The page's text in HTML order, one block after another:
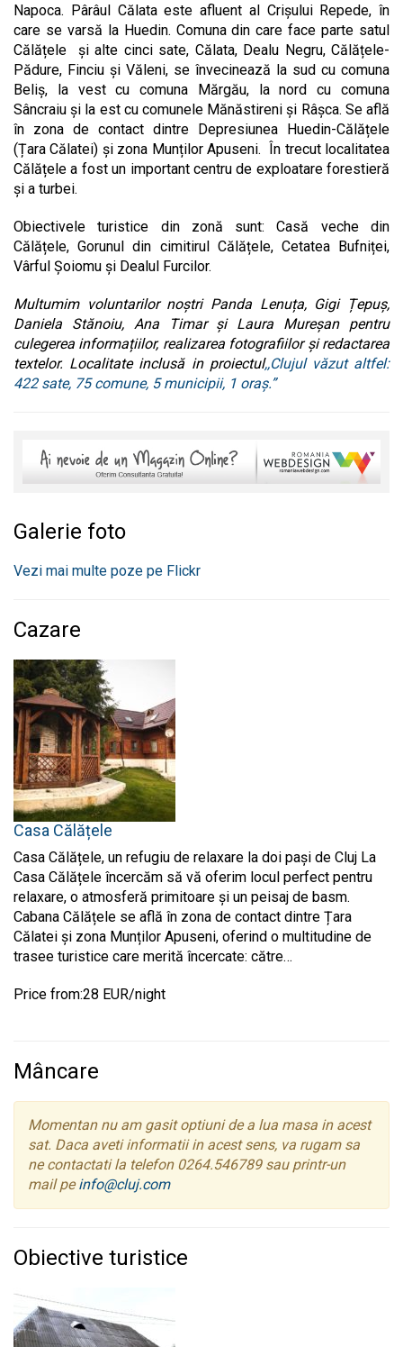
Napoca. Pârâul Călata este afluent al Crișului Repede, în
care se varsă la Huedin. Comuna din care face parte satul
Călățele și alte cinci sate, Călata, Dealu Negru, Călățele-
Pădure, Finciu și Văleni, se învecinează la sud cu comuna
Beliș, la vest cu comuna Mărgău, la nord cu comuna
Sâncraiu și la est cu comunele Mănăstireni și Râșca. Se află
în zona de contact dintre Depresiunea Huedin-Călățele
(Țara Călatei) și zona Munților Apuseni. În trecut localitatea
Călățele a fost un important centru de exploatare forestieră
și a turbei.
Obiectivele turistice din zonă sunt: Casă veche din
Călățele, Gorunul din cimitirul Călățele, Cetatea Bufniței,
Vârful Șoiomu și Dealul Furcilor.
Multumim voluntarilor noștri Panda Lenuța, Gigi Țepuș,
Daniela Stănoiu, Ana Timar și Laura Mureșan pentru
culegerea informațiilor, realizarea fotografiilor și redactarea
textelor. Localitate inclusă in proiectul,,Clujul văzut altfel:
422 sate, 75 comune, 5 municipii, 1 oraș.”
Galerie foto
Vezi mai multe poze pe Flickr
Cazare
Casa Călățele
Casa Călățele, un refugiu de relaxare la doi pași de Cluj La
Casa Călățele încercăm să vă oferim locul perfect pentru
relaxare, o atmosferă primitoare și un peisaj de basm.
Cabana Călățele se află în zona de contact dintre Țara
Călatei și zona Munților Apuseni, oferind o multitudine de
trasee turistice care merită încercate: către…
Price from:28 EUR/night
Mâncare
Momentan nu am gasit optiuni de a lua masa in acest
sat. Daca aveti informatii in acest sens, va rugam sa
ne contactati la telefon 0264.546789 sau printr-un
mail peinfo@cluj.com
Obiective turistice